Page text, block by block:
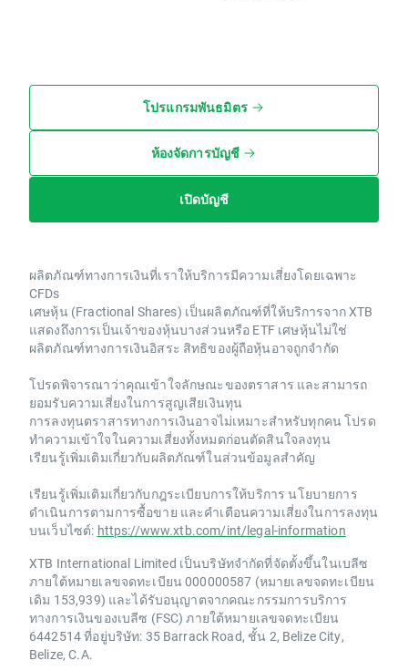
โปรแกรมพันธมิตร
ห้องจัดการบัญชี
เปิดบัญชี
ผลิตภัณฑ์ทางการเงินที่เราให้บริการมีความเสี่ยงโดยเฉพาะ
CFDs
เศษหุ้น (Fractional Shares) เป็นผลิตภัณฑ์ที่ให้บริการจาก XTB
แสดงถึงการเป็นเจ้าของหุ้นบางส่วนหรือ ETF เศษหุ้นไม่ใช่
ผลิตภัณฑ์ทางการเงินอิสระ สิทธิของผู้ถือหุ้นอาจถูกจำกัด
โปรดพิจารณาว่าคุณเข้าใจลักษณะของตราสาร และสามารถ
ยอมรับความเสี่ยงในการสูญเสียเงินทุน
การลงทุนตราสารทางการเงินอาจไม่เหมาะสำหรับทุกคน โปรด
ทำความเข้าใจในความเสี่ยงทั้งหมดก่อนตัดสินใจลงทุน
เรียนรู้เพิ่มเติมเกี่ยวกับผลิตภัณฑ์ในส่วนข้อมูลสำคัญ
เรียนรู้เพิ่มเติมเกี่ยวกับกฎระเบียบการให้บริการ นโยบายการ
ดำเนินการตามการซื้อขาย และคำเตือนความเสี่ยงในการลงทุน
บนเว็บไซต์: https://www.xtb.com/int/legal-information
XTB International Limited เป็นบริษัทจำกัดที่จัดตั้งขึ้นในเบลีซ
ภายใต้หมายเลขจดทะเบียน 000000587 (หมายเลขจดทะเบียน
เดิม 153,939) และได้รับอนุญาตจากคณะกรรมการบริการ
ทางการเงินของเบลีซ (FSC) ภายใต้หมายเลขจดทะเบียน
6442514 ที่อยู่บริษัท: 35 Barrack Road, ชั้น 2, Belize City,
Belize, C.A.